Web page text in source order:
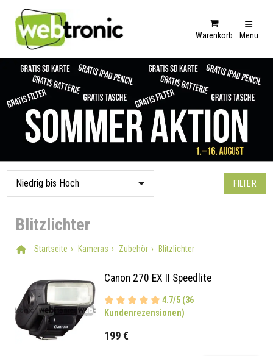
Warenkorb Menü
FILTER
Blitzlichter
Startseite Kameras Zubehör Blitzlichter
Canon 270 EX II Speedlite
4.7/5 (36
Kundenrezensionen)
199 €